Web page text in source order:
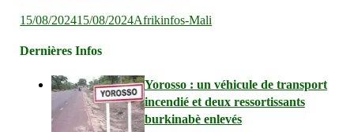
15/08/202415/08/2024Afrikinfos-Mali
Dernières Infos
Yorosso : un véhicule de transport
incendié et deux ressortissants
burkinabè enlevés